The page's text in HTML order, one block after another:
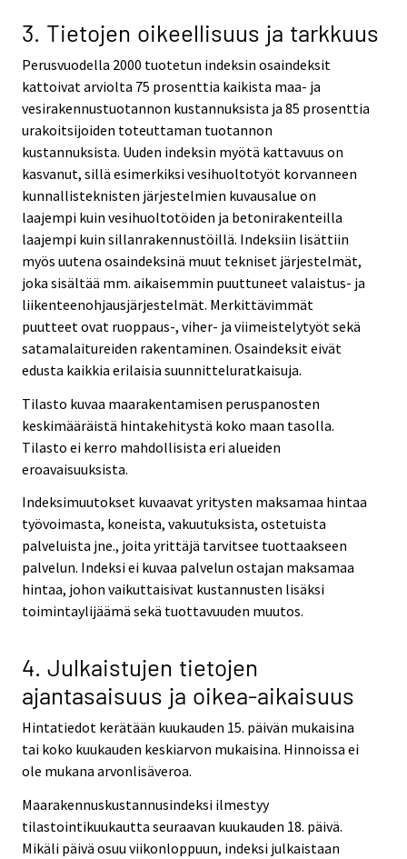
3. Tietojen oikeellisuus ja tarkkuus
Perusvuodella 2000 tuotetun indeksin osaindeksit
kattoivat arviolta 75 prosenttia kaikista maa- ja
vesirakennustuotannon kustannuksista ja 85 prosenttia
urakoitsijoiden toteuttaman tuotannon
kustannuksista. Uuden indeksin myötä kattavuus on
kasvanut, sillä esimerkiksi vesihuoltotyöt korvanneen
kunnallisteknisten järjestelmien kuvausalue on
laajempi kuin vesihuoltotöiden ja betonirakenteilla
laajempi kuin sillanrakennustöillä. Indeksiin lisättiin
myös uutena osaindeksinä muut tekniset järjestelmät,
joka sisältää mm. aikaisemmin puuttuneet valaistus- ja
liikenteenohjausjärjestelmät. Merkittävimmät
puutteet ovat ruoppaus-, viher- ja viimeistelytyöt sekä
satamalaitureiden rakentaminen. Osaindeksit eivät
edusta kaikkia erilaisia suunnitteluratkaisuja.
Tilasto kuvaa maarakentamisen peruspanosten
keskimääräistä hintakehitystä koko maan tasolla.
Tilasto ei kerro mahdollisista eri alueiden
eroavaisuuksista.
Indeksimuutokset kuvaavat yritysten maksamaa hintaa
työvoimasta, koneista, vakuutuksista, ostetuista
palveluista jne., joita yrittäjä tarvitsee tuottaakseen
palvelun. Indeksi ei kuvaa palvelun ostajan maksamaa
hintaa, johon vaikuttaisivat kustannusten lisäksi
toimintaylijäämä sekä tuottavuuden muutos.
4. Julkaistujen tietojen
ajantasaisuus ja oikea-aikaisuus
Hintatiedot kerätään kuukauden 15. päivän mukaisina
tai koko kuukauden keskiarvon mukaisina. Hinnoissa ei
ole mukana arvonlisäveroa.
Maarakennuskustannusindeksi ilmestyy
tilastointikuukautta seuraavan kuukauden 18. päivä.
Mikäli päivä osuu viikonloppuun, indeksi julkaistaan